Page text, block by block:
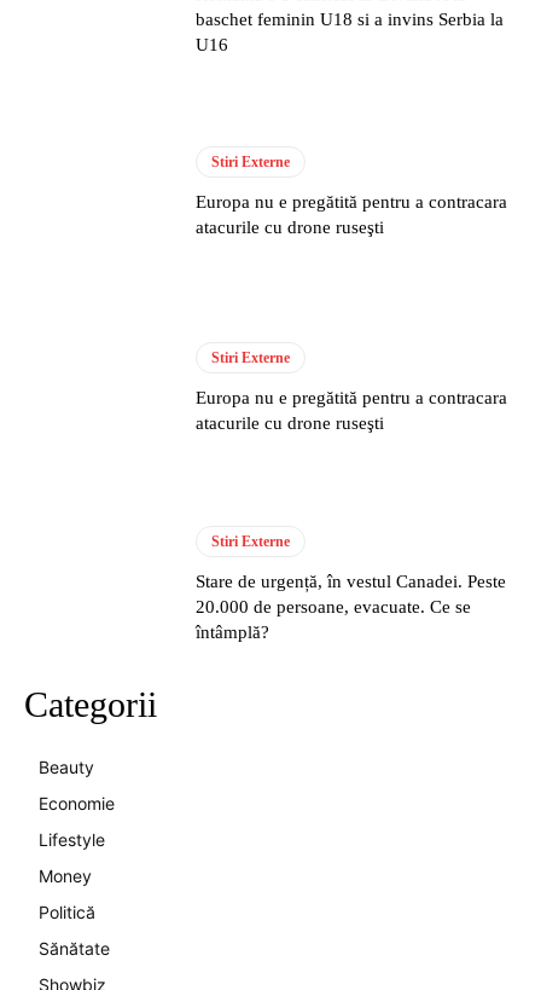
baschet feminin U18 si a invins Serbia la
U16
Stiri Externe
Europa nu e pregătită pentru a contracara
atacurile cu drone ruseşti
Stiri Externe
Europa nu e pregătită pentru a contracara
atacurile cu drone ruseşti
Stiri Externe
Stare de urgență, în vestul Canadei. Peste
20.000 de persoane, evacuate. Ce se
întâmplă?
Categorii
Beauty
Economie
Lifestyle
Money
Politică
Sănătate
Showbiz